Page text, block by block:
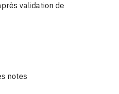
validation de
notes